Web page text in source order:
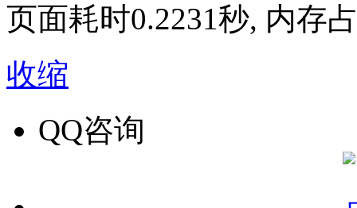
页面耗时0.2231秒, 内存
收缩
QQ咨询